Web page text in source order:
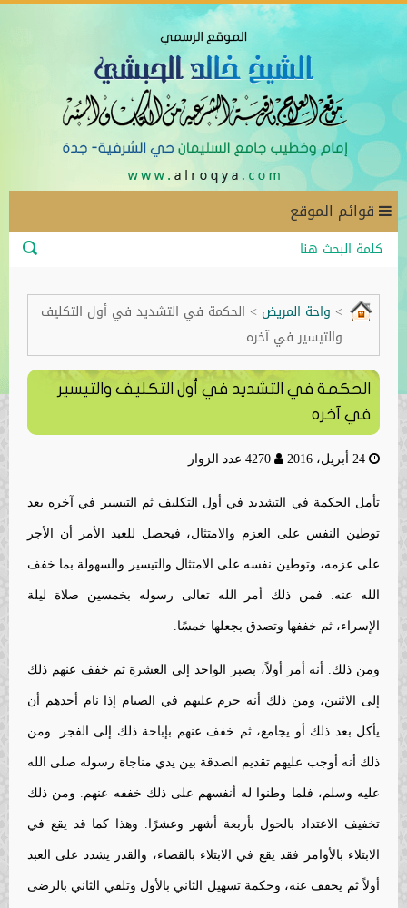
قوائم الموقع
> واحة المريض > الحكمة في التشديد في أول التكليف
والتيسير في آخره
الحكمة في التشديد في أول التكليف والتيسير
في آخره
تأمل الحكمة في التشديد في أول التكليف ثم التيسير في آخره بعد
توطين النفس على العزم والامتثال، فيحصل للعبد الأمر أن الأجر
على عزمه، وتوطين نفسه على الامتثال والتيسير والسهولة بما خفف
الله عنه. فمن ذلك أمر الله تعالى رسوله بخمسين صلاة ليلة
الإسراء، ثم خففها وتصدق بجعلها خمسًا.
ومن ذلك. أنه أمر أولاً، بصبر الواحد إلى العشرة ثم خفف عنهم ذلك
إلى الاثنين، ومن ذلك أنه حرم عليهم في الصيام إذا نام أحدهم أن
يأكل بعد ذلك أو يجامع، ثم خفف عنهم بإباحة ذلك إلى الفجر. ومن
ذلك أنه أوجب عليهم تقديم الصدقة بين يدي مناجاة رسوله صلى الله
عليه وسلم، فلما وطنوا له أنفسهم على ذلك خففه عنهم. ومن ذلك
تخفيف الاعتداد بالحول بأربعة أشهر وعشرًا. وهذا كما قد يقع في
الابتلاء بالأوامر فقد يقع في الابتلاء بالقضاء، والقدر يشدد على العبد
أولاً ثم يخفف عنه، وحكمة تسهيل الثاني بالأول وتلقي الثاني بالرضى